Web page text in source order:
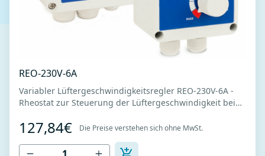
REO-230V-6A
Variabler Lüftergeschwindigkeitsregler REO-230V-6A -
Rheostat zur Steuerung der Lüftergeschwindigkeit bei
Nennleistung 6A - Für Lüfter vorgesehen, die
spannungsgesteuert werden können - Potentiometer zur
Einstellung der Lüftergeschwindigkeit - Die Lüfter...
127,84€ Die Preise verstehen sich ohne MwSt.